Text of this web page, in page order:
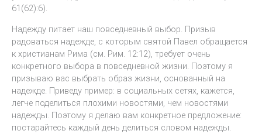
61(62):6).
Надежду питает наш повседневный выбор. Призыв
радоваться надежде, с которым святой Павел обращается
к христианам Рима (см. Рим. 12:12), требует очень
конкретного выбора в повседневной жизни. Поэтому я
призываю вас выбрать образ жизни, основанный на
надежде. Приведу пример: в социальных сетях, кажется,
легче поделиться плохими новостями, чем новостями
надежды. Поэтому я делаю вам конкретное предложение:
постарайтесь каждый день делиться словом надежды.